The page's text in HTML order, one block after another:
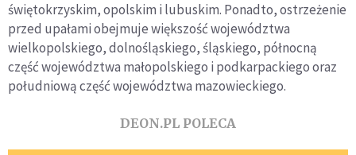
świętokrzyskim, opolskim i lubuskim. Ponadto, ostrzeżenie
przed upałami obejmuje większość województwa
wielkopolskiego, dolnośląskiego, śląskiego, północną
część województwa małopolskiego i podkarpackiego oraz
południową część województwa mazowieckiego.
DEON.PL POLECA